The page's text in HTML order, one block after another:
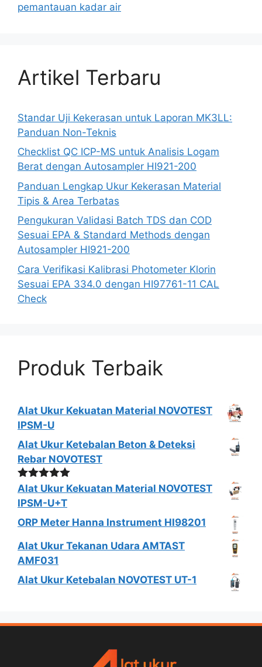
pemantauan kadar air
Artikel Terbaru
Standar Uji Kekerasan untuk Laporan MK3LL:
Panduan Non-Teknis
Checklist QC ICP-MS untuk Analisis Logam
Berat dengan Autosampler HI921-200
Panduan Lengkap Ukur Kekerasan Material
Tipis & Area Terbatas
Pengukuran Validasi Batch TDS dan COD
Sesuai EPA & Standard Methods dengan
Autosampler HI921-200
Cara Verifikasi Kalibrasi Photometer Klorin
Sesuai EPA 334.0 dengan HI97761-11 CAL
Check
Produk Terbaik
Alat Ukur Kekuatan Material NOVOTEST
IPSM-U
Alat Ukur Ketebalan Beton & Deteksi
Rebar NOVOTEST
Dinilai5.00
dari 5
Alat Ukur Kekuatan Material NOVOTEST
IPSM-U+T
ORP Meter Hanna Instrument HI98201
Alat Ukur Tekanan Udara AMTAST
AMF031
Alat Ukur Ketebalan NOVOTEST UT-1